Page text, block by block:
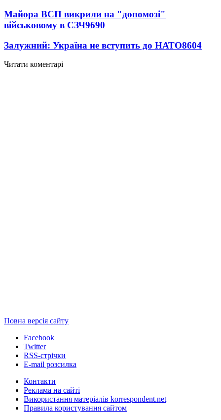
Майора ВСП викрили на "допомозі"
військовому в СЗЧ9690
Залужний: Україна не вступить до НАТО8604
Читати коментарі
Повна версія сайту
Facebook
Twitter
RSS-стрічки
E-mail розсилка
Контакти
Реклама на сайті
Використання матеріалів korrespondent.net
Правила користування сайтом